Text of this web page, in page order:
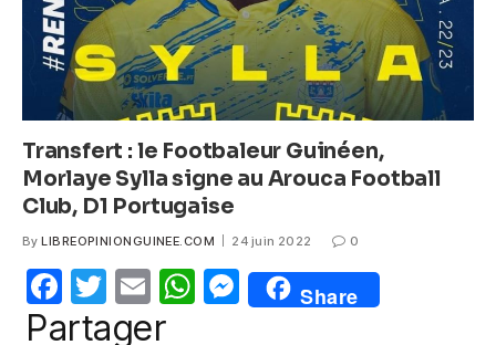
Transfert : le Footbaleur Guinéen,
Morlaye Sylla signe au Arouca Football
Club, D1 Portugaise
By LIBREOPINIONGUINEE.COM 24 juin 2022 0
F
a
T
w
E
m
W M
e
Share
Partager